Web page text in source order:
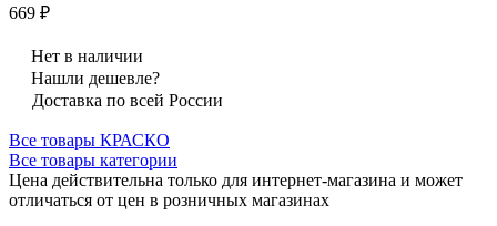
669 ₽
Нет в наличии
Нашли дешевле?
Доставка по всей России
Все товары КРАСКО
Все товары категории
Цена действительна только для интернет-магазина и может
отличаться от цен в розничных магазинах